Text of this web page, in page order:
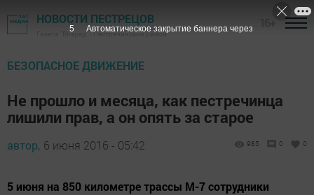
НОВОСТИ ПЕСТРЕЦОВ
Газета "Вперед" - Пестречинский район
БЕЗОПАСНОЕ ДВИЖЕНИЕ
Не прошло и месяца, как пестречинца
лишили прав, а он опять за старое
автор, 6 июня 2016 - 05:42 985 0 0
5 июня на 850 километре трассы М-7 сотрудники
4 Автоматическое закрытие баннера через